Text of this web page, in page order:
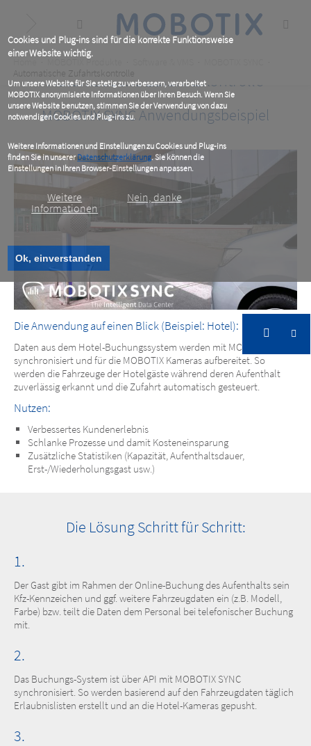
Cookies und Plug-ins sind für die korrekte Funktionsweise
einer Website wichtig.
Um unsere Website für Sie stetig zu verbessern, verarbeitet
MOBOTIX anonymisierte Informationen über Ihren Besuch. Wenn Sie
unsere Website benutzen, stimmen Sie der Verwendung von dazu
notwendigen Cookies und Plug-ins zu.
Weitere Informationen und Einstellungen zu Cookies und Plug-ins
finden Sie in unsererDatenschutzerklärung. Sie können die
Einstellungen in Ihren Browser-Einstellungen anpassen.
Weitere
Informationen
Nein, danke
Ok, einverstanden
content
BreadcrumbMOBOTIX Produkte
Automatische Zufahrtskontrolle
Automatische Zufahrtskontrolle
MOBOTIX SYNC Anwendungsbeispiel
Die Anwendung auf einen Blick (Beispiel: Hotel):
Daten aus dem Hotel-Buchungssystem werden mit MOBOTIX SYNC
synchronisiert und für die MOBOTIX Kameras aufbereitet. So
werden die Fahrzeuge der Hotelgäste während deren Aufenthalt
zuverlässig erkannt und die Zufahrt automatisch gesteuert.
Nutzen:
Verbessertes Kundenerlebnis
Schlanke Prozesse und damit Kosteneinsparung
Zusätzliche Statistiken (Kapazität, Aufenthaltsdauer,
Erst-/Wiederholungsgast usw.)
Die Lösung Schritt für Schritt:
1.
Der Gast gibt im Rahmen der Online-Buchung des Aufenthalts sein
Kfz-Kennzeichen und ggf. weitere Fahrzeugdaten ein (z.B. Modell,
Farbe) bzw. teilt die Daten dem Personal bei telefonischer Buchung
mit.
2.
Das Buchungs-System ist über API mit MOBOTIX SYNC
synchronisiert. So werden basierend auf den Fahrzeugdaten täglich
Erlaubnislisten erstellt und an die Hotel-Kameras gepusht.
3.